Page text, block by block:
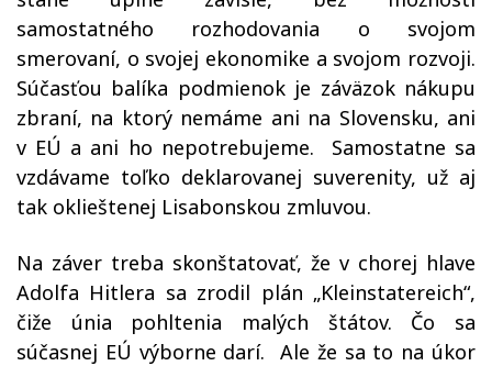
samostatného rozhodovania o svojom
smerovaní, o svojej ekonomike a svojom rozvoji.
Súčasťou balíka podmienok je záväzok nákupu
zbraní, na ktorý nemáme ani na Slovensku, ani
v EÚ a ani ho nepotrebujeme.
Samostatne sa
vzdávame toľko deklarovanej suverenity, už aj
tak oklieštenej Lisabonskou zmluvou.
Na záver treba skonštatovať, že v chorej hlave
Adolfa Hitlera sa zrodil plán „Kleinstatereich“,
čiže únia pohltenia malých štátov. Čo sa
súčasnej EÚ výborne darí.
Ale že sa to na úkor